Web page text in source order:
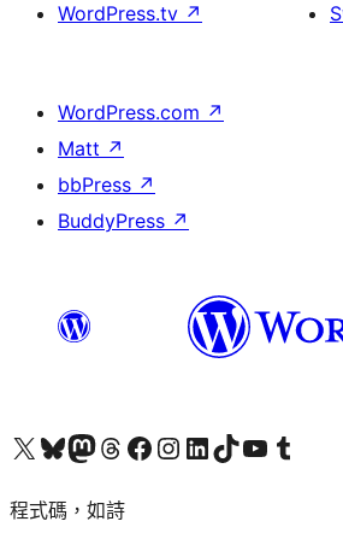
WordPress.tv ↗
WordPress.com ↗
Matt ↗
bbPress ↗
BuddyPress ↗
查看我們的 X (之前的 Twitter) 帳號造訪我們的 Bluesky 帳號造訪我們的 Mastodon 帳號造訪我們的 Threads 帳號 造訪我們的 Facebook 粉絲專頁Visit our Instagram account
Visit our LinkedIn account
造訪我們的 TikTok 帳號Visit our YouTube channel
造訪我們的 Tumblr 帳號
程式碼，如詩